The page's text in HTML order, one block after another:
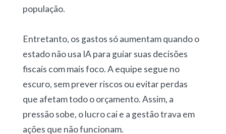
população.
Entretanto, os gastos só aumentam quando o
estado não usa IA para guiar suas decisões
fiscais com mais foco. A equipe segue no
escuro, sem prever riscos ou evitar perdas
que afetam todo o orçamento. Assim, a
pressão sobe, o lucro cai e a gestão trava em
ações que não funcionam.